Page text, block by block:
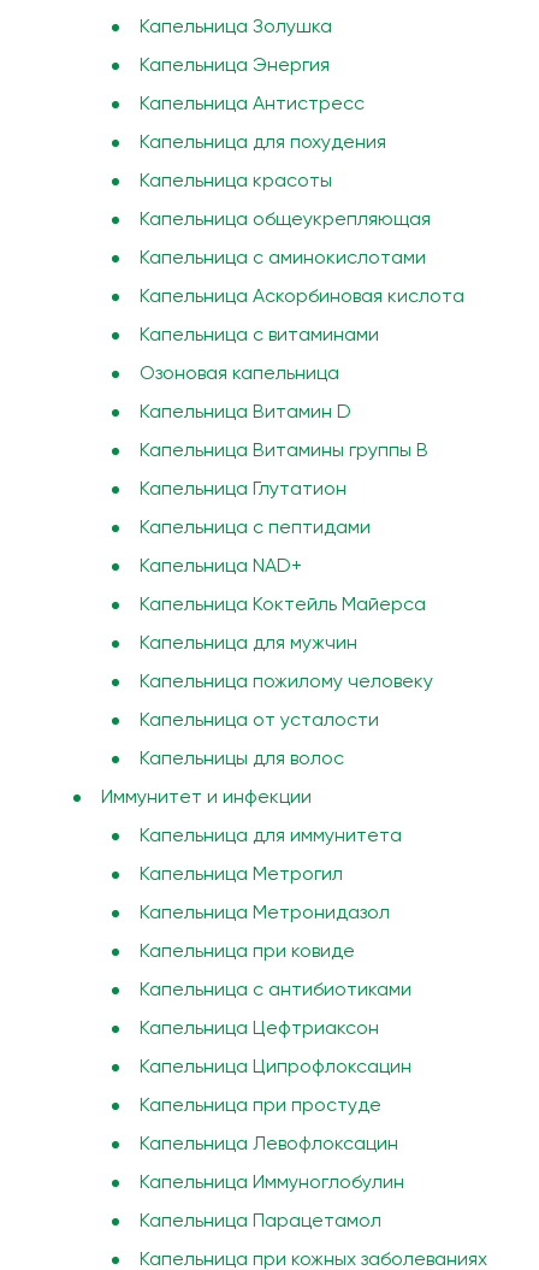
Капельница Золушка
Капельница Энергия
Капельница Антистресс
Капельница для похудения
Капельница красоты
Капельница общеукрепляющая
Капельница с аминокислотами
Капельница Аскорбиновая кислота
Капельница с витаминами
Озоновая капельница
Капельница Витамин D
Капельница Витамины группы B
Капельница Глутатион
Капельница с пептидами
Капельница NAD+
Капельница Коктейль Майерса
Капельница для мужчин
Капельница пожилому человеку
Капельница от усталости
Капельницы для волос
Иммунитет и инфекции
Капельница для иммунитета
Капельница Метрогил
Капельница Метронидазол
Капельница при ковиде
Капельница с антибиотиками
Капельница Цефтриаксон
Капельница Ципрофлоксацин
Капельница при простуде
Капельница Левофлоксацин
Капельница Иммуноглобулин
Капельница Парацетамол
Капельница при кожных заболеваниях